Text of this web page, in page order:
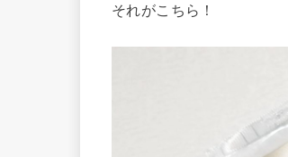
それがこちら！